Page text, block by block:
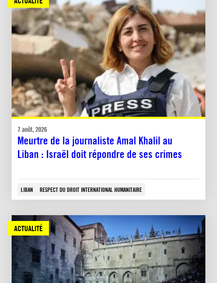
7 août, 2026
Meurtre de la journaliste Amal Khalil au
Liban : Israël doit répondre de ses crimes
LIBAN RESPECT DU DROIT INTERNATIONAL HUMANITAIRE
ACTUALITÉ